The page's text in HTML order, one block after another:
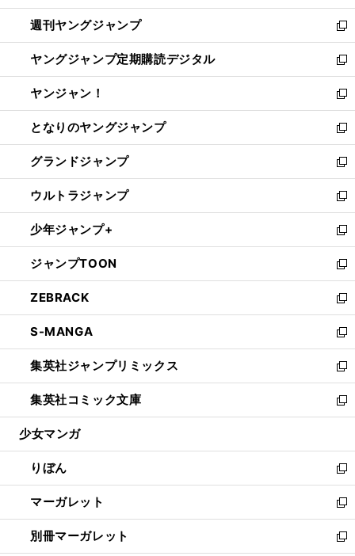
開
く
ウ
で
開
く
ン
ド
ウ
で
開
く
ウ
ィ
ン
ド
ウ
で
開
く
週刊ヤングジャンプ
新
し
い
ウ
ィ
ン
ド
ウ
で
開
く
ヤングジャンプ定期購読デジタル
新
し
い
ウ
ィ
ン
ド
ウ
で
開
く
ヤンジャン！
新
し
い
ウ
ィ
ン
ド
ウ
で
開
く
となりのヤングジャンプ
新
し
い
ウ
ィ
ン
ド
ウ
で
開
く
グランドジャンプ
新
し
い
ウ
ィ
ン
ド
ウ
で
開
く
ウルトラジャンプ
新
し
い
ウ
ィ
ン
ド
ウ
で
開
く
少年ジャンプ+
新
し
い
ウ
ィ
ン
ド
ウ
で
開
く
ジャンプTOON
新
し
い
ウ
ィ
ン
ド
ウ
で
開
ZEBRACK
新
し
い
ウ
ィ
ン
ド
ウ
開
く
S-MANGA
新
し
い
ウ
ィ
ン
ウ
で
開
く
集英社ジャンプリミックス
新
し
い
ウ
ン
ド
ウ
で
開
く
集英社コミック文庫
新
し
ウ
ィ
ン
ド
ウ
で
開
少女マンガ
りぼん
新
し
い
ウ
ィ
マーガレット
新
し
い
別冊マーガレット
新